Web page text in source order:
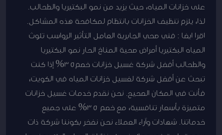
على خزانات المياه، حيث يزيد من نمو البكتيريا والطحالب.
لذا، يلزم تنظيف الخزانات بانتظام لمكافحة هذه المشاكل.
اقرا ايضا : فني صحي الجابرية العامل التأثير الرواسب تلوث
المياه البكتيريا أمراض صحية المناخ الحار نمو البكتيريا
والطحالب أفضل شركة غسيل خزانات خصم35% إذا كنت
تبحث عن أفضل شركة لغسيل خزانات المياه في الكويت،
فأنت في المكان الصحيح. نحن نقدم خدمات غسيل خزانات
متميزة بأسعار تنافسية، مع خصم 35% على جميع
خدماتنا. شهادات وآراء العملاء نحن نفخر بكوننا شركة ذات